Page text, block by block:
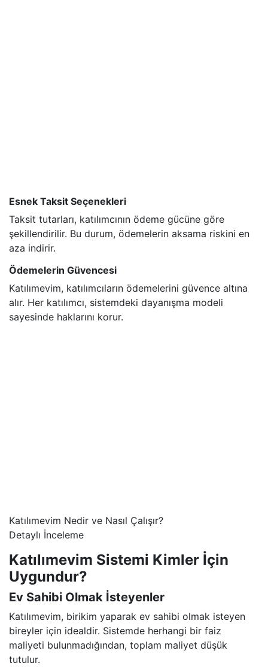
Esnek Taksit Seçenekleri
Taksit tutarları, katılımcının ödeme gücüne göre
şekillendirilir. Bu durum, ödemelerin aksama riskini en
aza indirir.
Ödemelerin Güvencesi
Katılımevim, katılımcıların ödemelerini güvence altına
alır. Her katılımcı, sistemdeki dayanışma modeli
sayesinde haklarını korur.
Katılımevim Nedir ve Nasıl Çalışır?
Detaylı İnceleme
Katılımevim Sistemi Kimler İçin
Uygundur?
Ev Sahibi Olmak İsteyenler
Katılımevim, birikim yaparak ev sahibi olmak isteyen
bireyler için idealdir. Sistemde herhangi bir faiz
maliyeti bulunmadığından, toplam maliyet düşük
tutulur.